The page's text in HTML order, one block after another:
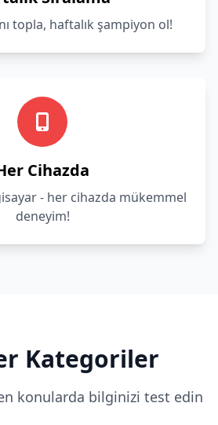
topla, haftalık şampiyon ol!
Cihazda
- her cihazda mükemmel
deneyim!
Kategoriler
konularda bilginizi test edin